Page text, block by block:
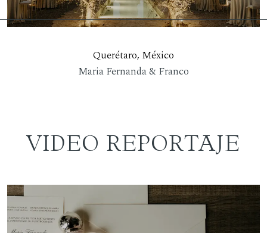
Maria Fernanda & Franco
Querétaro, México
VIDEO REPORTAJE